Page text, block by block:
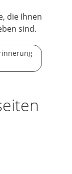
die Ihnen
sind.